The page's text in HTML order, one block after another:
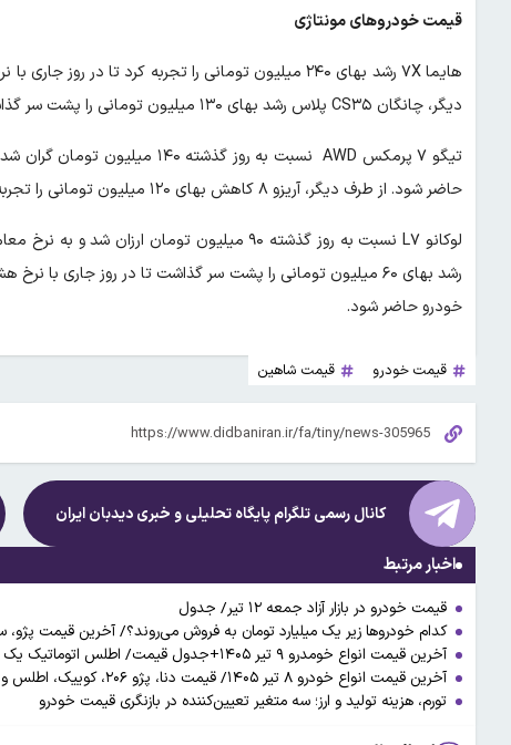
قیمت خودروهای مونتاژی
دیگر، چانگان CS۳۵ پلاس رشد بهای ۱۳۰ میلیون تومانی را پشت سر گذاشت و به نرخ معاملاتی چهار میلیارد و ۲۵۰ میلیون تومان رسید.
حاضر شود. از طرف دیگر، آریزو ۸ کاهش بهای ۱۲۰ میلیون تومانی را تجربه کرد تا با نرخ ۶ میلیارد و ۶۰۰ میلیون تومان معامله شود.
خودرو حاضر شود.
قیمت خودرو قیمت شاهین
کانال رسمی تلگرام پایگاه تحلیلی و خبریدیدبان ایران
اخبار مرتبط
قیمت خودرو در بازار آزاد جمعه ۱۲ تیر/ جدول
کدام خودروها زیر یک میلیارد تومان به فروش می‌روند؟/ آخرین قیمت
آخرین قیمت انواع خومدرو ۹ تیر ۱۴۰۵+جدول قیمت/ اطلس اتوماتیک یک میلیارد و ۷۲۰ میلیون تومان و دنا پلاس ۲ میلیارد و ۶۵۵ میلیون تومان شد
آخرین قیمت انواع خودرو ۸ تیر ۱۴۰۵/ قیمت دنا، پژو ۲۰۶، کوییک، اطلس و پژو ۲۰۷ در بازار چند؟ + جدول
تورم، هزینه تولید و ارز؛ سه متغیر تعیین‌کننده در بازنگری قیمت خودرو